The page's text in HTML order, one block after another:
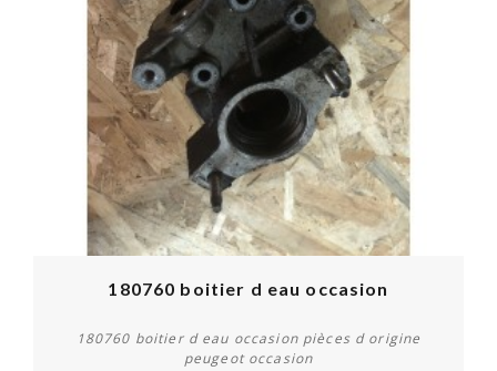
180760 boitier d eau occasion
180760 boitier d eau occasion pièces d origine
peugeot occasion